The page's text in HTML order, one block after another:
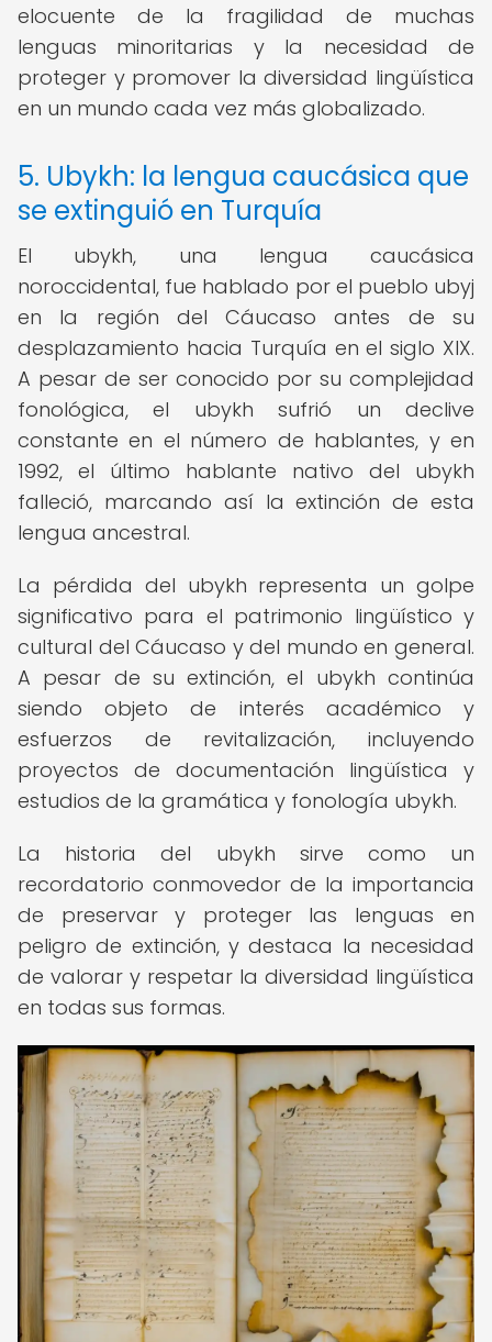
elocuente de la fragilidad de muchas
lenguas minoritarias y la necesidad de
proteger y promover la diversidad lingüística
en un mundo cada vez más globalizado.
5. Ubykh: la lengua caucásica que
se extinguió en Turquía
El ubykh, una lengua caucásica
noroccidental, fue hablado por el pueblo ubyj
en la región del Cáucaso antes de su
desplazamiento hacia Turquía en el siglo XIX.
A pesar de ser conocido por su complejidad
fonológica, el ubykh sufrió un declive
constante en el número de hablantes, y en
1992, el último hablante nativo del ubykh
falleció, marcando así la extinción de esta
lengua ancestral.
La pérdida del ubykh representa un golpe
significativo para el patrimonio lingüístico y
cultural del Cáucaso y del mundo en general.
A pesar de su extinción, el ubykh continúa
siendo objeto de interés académico y
esfuerzos de revitalización, incluyendo
proyectos de documentación lingüística y
estudios de la gramática y fonología ubykh.
La historia del ubykh sirve como un
recordatorio conmovedor de la importancia
de preservar y proteger las lenguas en
peligro de extinción, y destaca la necesidad
de valorar y respetar la diversidad lingüística
en todas sus formas.